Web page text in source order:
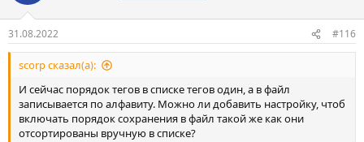
31.08.2022 #116
scorp сказал(а):
И сейчас порядок тегов в списке тегов один, а в файл
записывается по алфавиту. Можно ли добавить настройку, чтоб
включать порядок сохранения в файл такой же как они
отсортированы вручную в списке?